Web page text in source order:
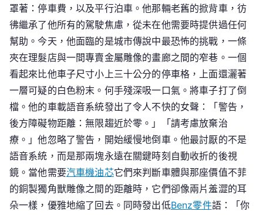
罩著：停車費，以及平行泊車。他那輛老舊的掀背車，彷
彿繼承了他所有的駕駛焦慮，從未在他需要時提供過任何
幫助。今天，他面臨的是城市傳說中最恐怖的挑戰，一條
夾在理髮店與一間專賣金屬雕像的畫廊之間的窄巷。一個
看起來比他車子尺寸小上三十公分的停車格，上面還灑著
一層可疑的白色粉末。何手殘深吸一口氣。將車子打了倒
檔。他的車載語音系統發出了令人不快的女聲：「警告，
後方障礙物距離：無限趨近於零。」「請考慮放棄治
療。」他忽略了警告，開始緩慢地倒車。他最討厭的不是
語音系統，而是那兩塊永遠在關鍵時刻自動收折的後視
鏡。當他需要汽車機油芯它們來判斷車體與那座價值不菲
的銅製獨角獸雕像之間的距離時，它們卻像兩片羞澀的耳
朵一樣，優雅地縮了回去。同時發出低Benz零件語：「你